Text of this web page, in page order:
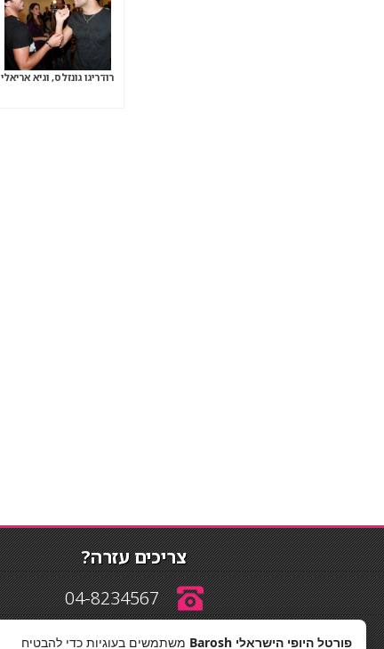
רודריגו גונזלס, וגיא אריאלי
צריכים עזרה?
04-8234567
פורטל היופי הישראלי Barosh
משתמשים בעוגיות כדי להבטיח